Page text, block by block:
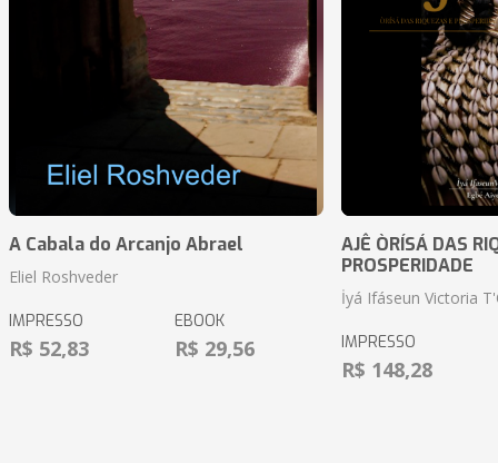
A Cabala do Arcanjo Abrael
Eliel Roshveder
IMPRESSO
R$ 52,83
EBOOK
R$ 29,56
AJÊ ÒRÍSÁ DAS
PROSPERIDADE
İyá Ifáseun Victoria
IMPRESSO
R$ 148,28